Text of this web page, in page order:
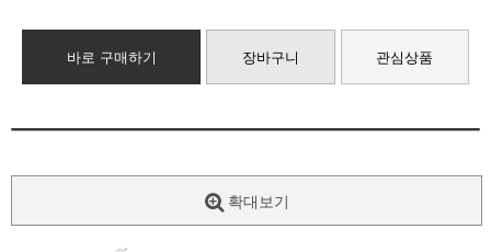
바로 구매하기 장바구니 관심상품
확대보기